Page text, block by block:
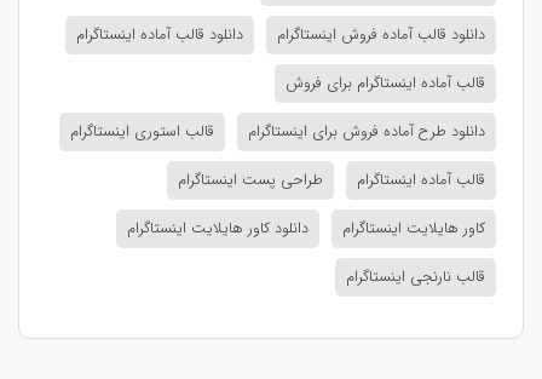
دانلود قالب آماده فروش اینستاگرام
دانلود قالب آماده اینستاگرام
قالب آماده اینستاگرام برای فروش
دانلود طرح آماده فروش برای اینستاگرام
قالب استوری اینستاگرام
قالب آماده اینستاگرام
طراحی پست اینستاگرام
کاور هایلایت اینستاگرام
دانلود کاور هایلایت اینستاگرام
قالب نارنجی اینستاگرام